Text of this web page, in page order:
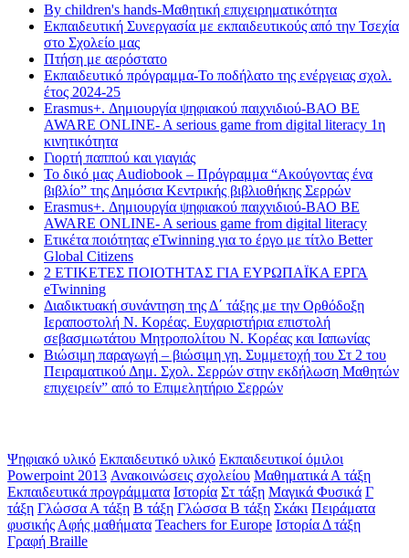
By children's hands-Μαθητική επιχειρηματικότητα
Εκπαιδευτική Συνεργασία με εκπαιδευτικούς από την Τσεχία
στο Σχολείο μας
Πτήση με αερόστατο
Εκπαιδευτικό πρόγραμμα-Το ποδήλατο της ενέργειας σχολ.
έτος 2024-25
Erasmus+. Δημιουργία ψηφιακού παιχνιδιού-ΒΑΟ BE
AWARE ONLINE- A serious game from digital literacy 1η
κινητικότητα
Γιορτή παππού και γιαγιάς
Το δικό μας Audiobook – Πρόγραμμα “Ακούγοντας ένα
βιβλίο” της Δημόσια Κεντρικής βιβλιοθήκης Σερρών
Erasmus+. Δημιουργία ψηφιακού παιχνιδιού-ΒΑΟ BE
AWARE ONLINE- A serious game from digital literacy
Ετικέτα ποιότητας eTwinning για το έργο με τίτλο Better
Global Citizens
2 ΕΤΙΚΕΤΕΣ ΠΟΙΟΤΗΤΑΣ ΓΙΑ ΕΥΡΩΠΑΪΚΑ ΕΡΓΑ
eTwinning
Διαδικτυακή συνάντηση της Δ΄ τάξης με την Ορθόδοξη
Ιεραποστολή Ν. Κορέας. Ευχαριστήρια επιστολή
σεβασμιωτάτου Μητροπολίτου Ν. Κορέας και Ιαπωνίας
Βιώσιμη παραγωγή – βιώσιμη γη. Συμμετοχή του Στ 2 του
Πειραματικού Δημ. Σχολ. Σερρών στην εκδήλωση Μαθητών
επιχειρείν” από το Επιμελητήριο Σερρών
Ψηφιακό υλικό Εκπαιδευτικό υλικό Εκπαιδευτικοί όμιλοι
Powerpoint 2013 Ανακοινώσεις σχολείου Μαθηματικά Α τάξη
Εκπαιδευτικά προγράμματα Ιστορία Στ τάξη Μαγικά Φυσικά Γ
τάξη Γλώσσα Α τάξη Β τάξη Γλώσσα Β τάξη Σκάκι Πειράματα
φυσικής Αφής μαθήματα Teachers for Europe Ιστορία Δ τάξη
Γραφή Braille